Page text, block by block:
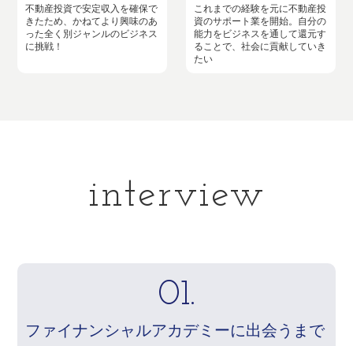
不動産投資で安定収入を確保で
きたため、かねてより興味のあ
った全く別ジャンルのビジネス
に挑戦！
これまでの経験を元に不動産投
資のサポート業を開始。自分の
能力をビジネスを通して還元す
ることで、社会に貢献していき
たい
interview
01.
ファイナンシャルアカデミーに出会うまで